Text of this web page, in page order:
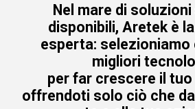
Nel mare di
disponibili, Aretek è
esperta: selezioniamo
migliori
per far crescere il
offrendoti solo ciò che